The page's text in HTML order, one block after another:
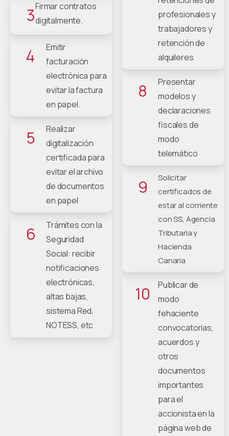
3Firmar contratos
digitalmente.
4
Emitir
facturación
electrónica para
evitar la factura
en papel.
5
Realizar
digitalización
certificada para
evitar el archivo
de documentos
en papel
6
Trámites con la
Seguridad
Social: recibir
notificaciones
electrónicas,
altas bajas,
sistema Red,
NOTESS, etc
profesionales y
trabajadores y
retención de
alquileres
8
Presentar
modelos y
declaraciones
fiscales de
modo
telemático
9
Solicitar
certificados de
estar al corriente
con SS, Agencia
Tributaria y
Hacienda
Canaria
10
Publicar de
modo
fehaciente
convocatorias,
acuerdos y
otros
documentos
importantes
para el
accionista en la
página web de